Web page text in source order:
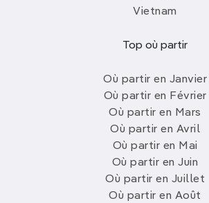
Vietnam
Top où partir
Où partir en Janvier
Où partir en Février
Où partir en Mars
Où partir en Avril
Où partir en Mai
Où partir en Juin
Où partir en Juillet
Où partir en Août